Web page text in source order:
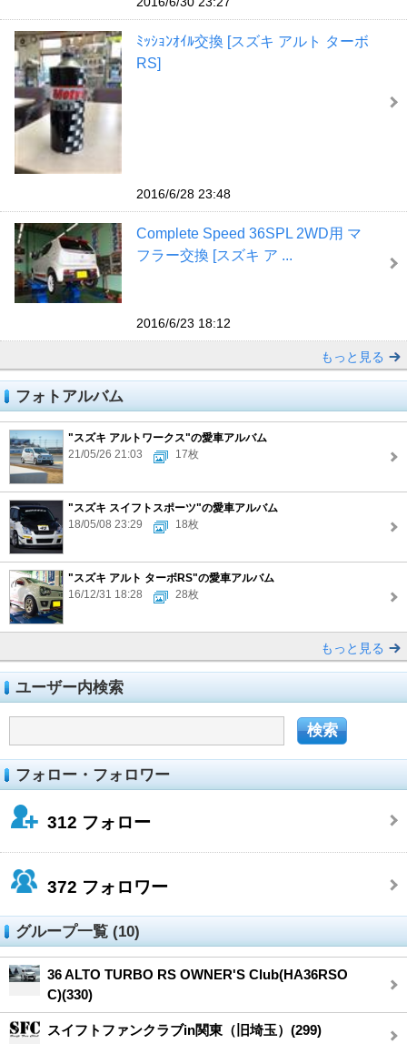
ﾐｯｼｮﾝｵｲﾙ交換 [スズキ アルト ターボ
RS]
2016/6/28 23:48
Complete Speed 36SPL 2WD用 マ
フラー交換 [スズキ ア ...
2016/6/23 18:12
もっと見る
フォトアルバム
"スズキ アルトワークス"の愛車アルバム
21/05/26 21:03
17枚
"スズキ スイフトスポーツ"の愛車アルバム
18/05/08 23:29
18枚
"スズキ アルト ターボRS"の愛車アルバム
16/12/31 18:28
28枚
もっと見る
ユーザー内検索
フォロー・フォロワー
312 フォロー
372 フォロワー
グループ一覧 (10)
36 ALTO TURBO RS OWNER'S Club(HA36RSO
C)(330)
スイフトファンクラブin関東（旧埼玉）(299)